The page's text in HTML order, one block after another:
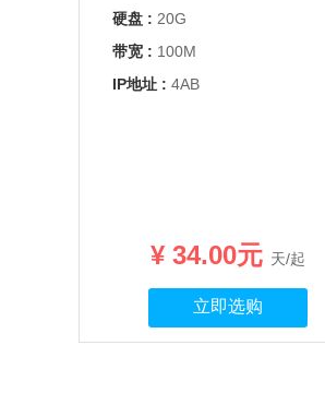
硬盘 : 20G
带宽 : 100M
IP地址 : 4AB
¥ 34.00元 天/起
立即选购